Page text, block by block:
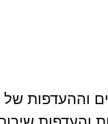
וההעדפות של